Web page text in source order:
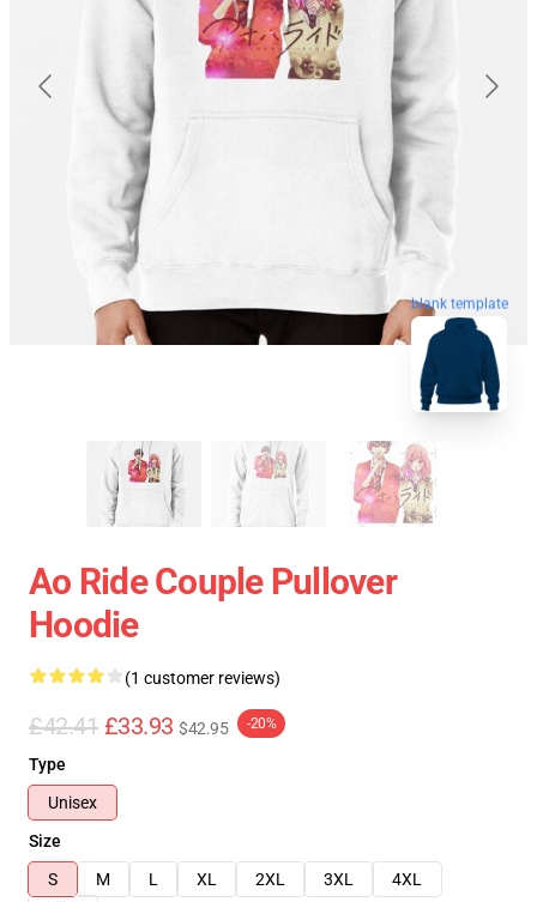
blank template
Ao Ride Couple Pullover
Hoodie
(1 customer reviews)
£42.41 £33.93 $42.95 -20%
Type
Unisex
Size
S
M L XL 2XL 3XL
4XL